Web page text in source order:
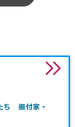
ち 振付家・